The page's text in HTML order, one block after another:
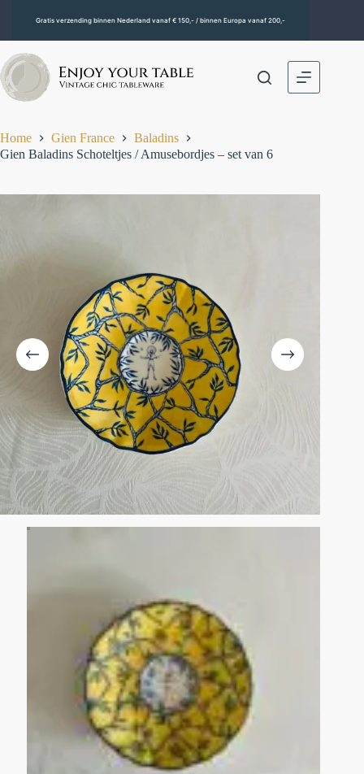
Gratis verzending binnen Nederland vanaf € 150,- / binnen Europa vanaf 200,-
Home Gien France
Baladins
Gien Baladins Schoteltjes / Amusebordjes – set van 6